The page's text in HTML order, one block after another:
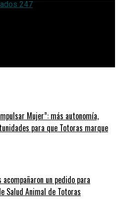
Mujer”: más autonomía,
para que Totoras marque
un pedido para
Salud Animal de Totoras